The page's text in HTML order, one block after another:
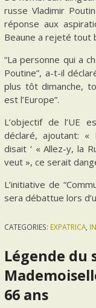
russe Vladimir
réponse aux
Beaune a rejeté tout
“La personne qui a
Poutine”, a-t-il
plus tôt dimanche,
est l’Europe”.
L’objectif de l’UE
déclaré, ajoutant: «
disait ‘ « Allez-y, la
veut », ce serait
L’initiative de
sera débattue lors
CATEGORIES: EXPATRICA
Légende
66 ans